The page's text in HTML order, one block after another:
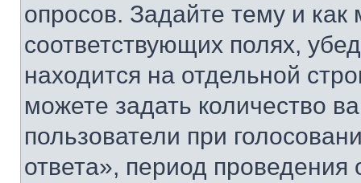
опросов. Задайте тему и
соответствующих полях,
находится на отдельной
можете задать количество
пользователи при
ответа», период проведения